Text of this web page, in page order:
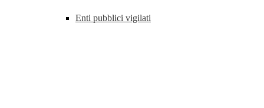
Enti pubblici vigilati